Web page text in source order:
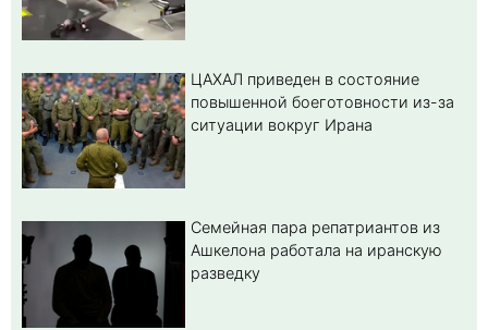
ЦАХАЛ приведен в состояние
повышенной боеготовности из-за
ситуации вокруг Ирана
Семейная пара репатриантов из
Ашкелона работала на иранскую
разведку